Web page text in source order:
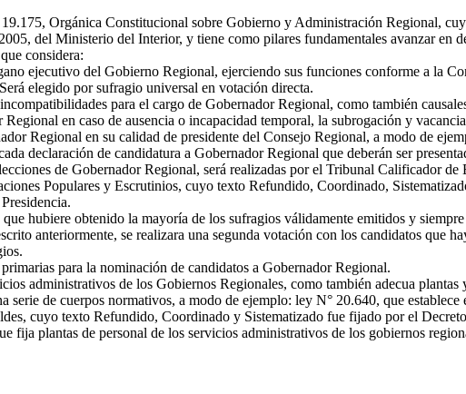
Orgánica Constitucional sobre Gobierno y Administración Regional,
del Ministerio del Interior, y tiene como pilares fundamentales avanzar en
considera:
ejecutivo del Gobierno Regional, ejerciendo sus funciones conforme a la
elegido por sufragio universal en votación directa.
para el cargo de Gobernador Regional, como también
en caso de ausencia o incapacidad temporal, la subrogación y
Regional en su calidad de presidente del Consejo Regional, a modo de
declaración de candidatura a Gobernador Regional que deberán ser
de Gobernador Regional, será realizadas por el Tribunal Calificador
Populares y Escrutinios, cuyo texto Refundido, Coordinado,
hubiere obtenido la mayoría de los sufragios válidamente emitidos y
anteriormente, se realizara una segunda votación con los candidatos que
para la nominación de candidatos a Gobernador Regional.
administrativos de los Gobiernos Regionales, como también adecua
serie de cuerpos normativos, a modo de ejemplo: ley N° 20.640, que
cuyo texto Refundido, Coordinado y Sistematizado fue fijado por el
fija plantas de personal de los servicios administrativos de los gobiernos